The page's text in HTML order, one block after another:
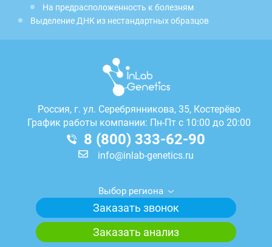
На предрасположенность к болезням
Выделение ДНК из нестандартных образцов
Россия, г. ул. Серебрянникова, 35, Костерёво
График работы компании: Пн-Пт с 10:00 до 20:00
8 (800) 333-62-90
info@inlab-genetics.ru
Выбор региона
Заказать звонок
Заказать анализ